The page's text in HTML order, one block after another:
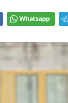
Whatsapp